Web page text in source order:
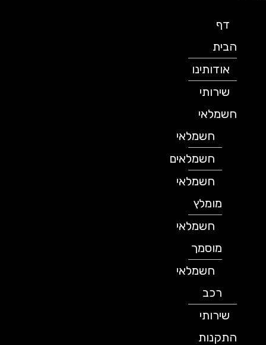
הבית
אודותינו
שירותי
חשמלאי
חשמלאי
חשמלאים
חשמלאי
מומלץ
חשמלאי
מוסמך
חשמלאי
שירותי
התקנות